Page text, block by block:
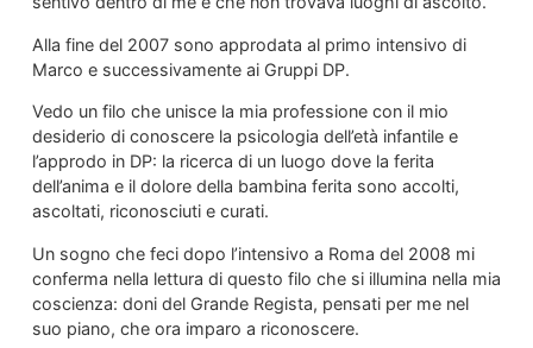
Alla fine del 2007 sono approdata al primo intensivo di
Marco e successivamente ai Gruppi DP.
Vedo un filo che unisce la mia professione con il mio
desiderio di conoscere la psicologia dell’età infantile e
l’approdo in DP: la ricerca di un luogo dove la ferita
dell’anima e il dolore della bambina ferita sono accolti,
ascoltati, riconosciuti e curati.
Un sogno che feci dopo l’intensivo a Roma del 2008 mi
conferma nella lettura di questo filo che si illumina nella mia
coscienza: doni del Grande Regista, pensati per me nel
suo piano, che ora imparo a riconoscere.